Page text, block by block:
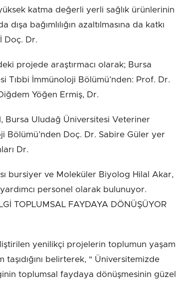
katma değerli yerli sağlık ürünlerinin
bağımlılığın azaltılmasına da katkı
Doç. Dr.
projede araştırmacı olarak; Bursa
Tıbbi İmmünoloji Bölümü’nden: Prof. Dr.
Yöğen Ermiş, Dr.
Bursa Uludağ Üniversitesi Veteriner
Bölümü’nden Doç. Dr. Sabire Güler yer
Dr.
bursiyer ve Moleküler Biyolog Hilal Akar,
personel olarak bulunuyor.
TOPLUMSAL FAYDAYA DÖNÜŞÜYOR
yenilikçi projelerin toplumun yaşam
belirterek, " Üniversitemizde
toplumsal faydaya dönüşmesinin güzel